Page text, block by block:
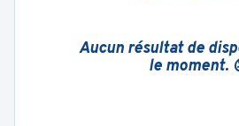
Aucun résultat de
le moment.